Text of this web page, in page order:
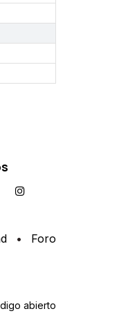
• Foro
abierto